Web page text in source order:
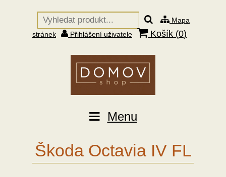
Mapa
stránek
Přihlášení uživatele Košík (0)
Menu
Škoda Octavia IV FL